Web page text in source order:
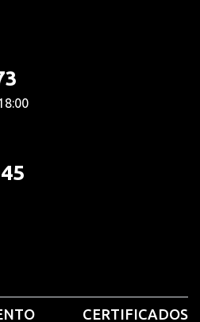
CERTIFICADOS